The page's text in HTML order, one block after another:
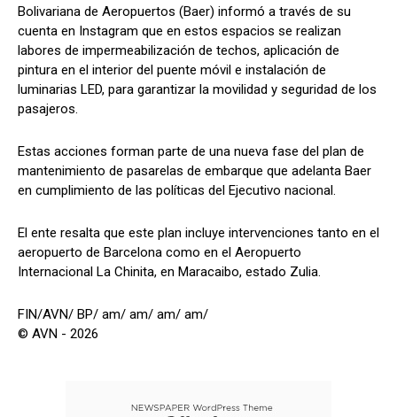
Bolivariana de Aeropuertos (Baer) informó a través de su
cuenta en Instagram que en estos espacios se realizan
labores de impermeabilización de techos, aplicación de
pintura en el interior del puente móvil e instalación de
luminarias LED, para garantizar la movilidad y seguridad de los
pasajeros.
Estas acciones forman parte de una nueva fase del plan de
mantenimiento de pasarelas de embarque que adelanta Baer
en cumplimiento de las políticas del Ejecutivo nacional.
El ente resalta que este plan incluye intervenciones tanto en el
aeropuerto de Barcelona como en el Aeropuerto
Internacional La Chinita, en Maracaibo, estado Zulia.
FIN/AVN/ BP/ am/ am/ am/ am/
© AVN - 2026